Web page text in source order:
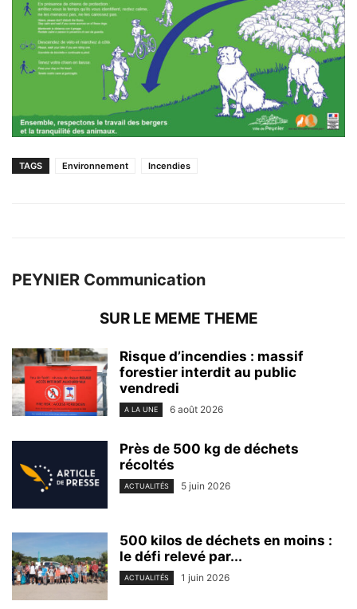
TAGS Environnement Incendies
PEYNIER Communication
SUR LE MEME THEME
Risque d’incendies : massif
forestier interdit au public
vendredi
A LA UNE 6 août 2026
Près de 500 kg de déchets
récoltés
ACTUALITÉS 5 juin 2026
500 kilos de déchets en moins :
le défi relevé par...
ACTUALITÉS 1 juin 2026